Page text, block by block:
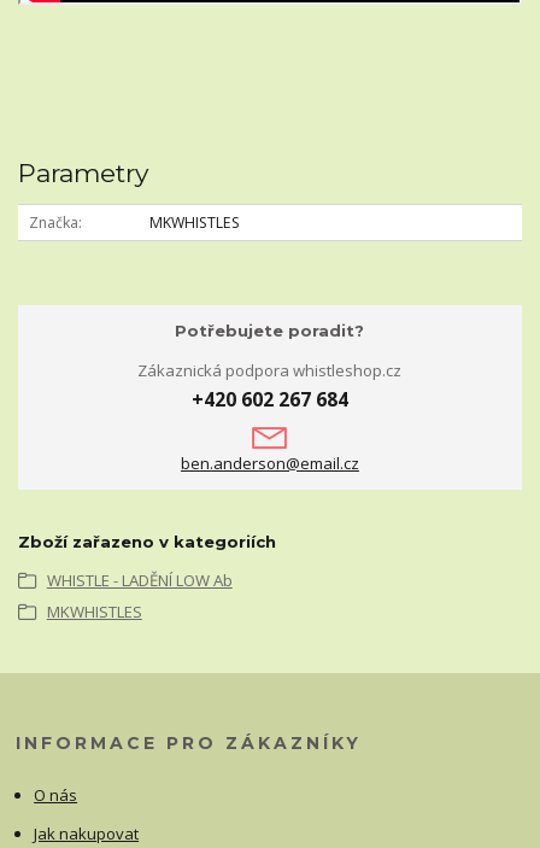
Parametry
Značka MKWHISTLES
Potřebujete poradit?
Zákaznická podpora whistleshop.cz
+420 602 267 684
ben.anderson@email.cz
Zboží zařazeno v kategoriích
WHISTLE - LADĚNÍ LOW Ab
MKWHISTLES
INFORMACE PRO ZÁKAZNÍKY
O nás
Jak nakupovat